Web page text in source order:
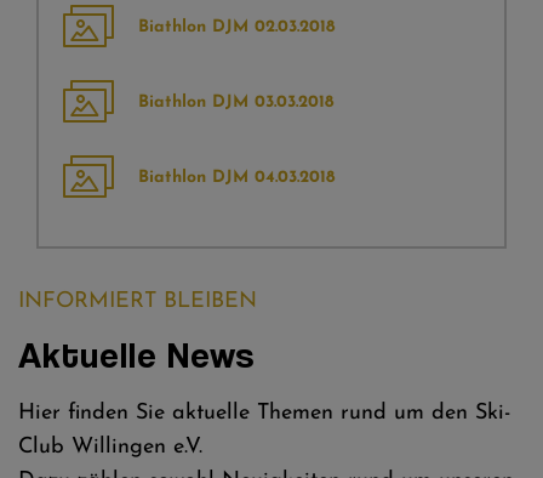
Biathlon DJM 02.03.2018
Biathlon DJM 03.03.2018
Biathlon DJM 04.03.2018
INFORMIERT BLEIBEN
Aktuelle News
Hier finden Sie aktuelle Themen rund um den Ski-
Club Willingen e.V.